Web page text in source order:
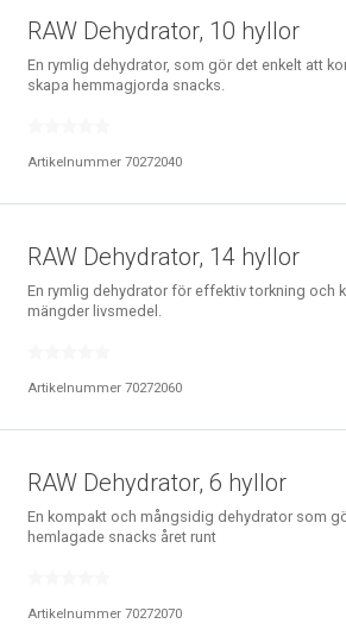
RAW Dehydrator, 10 hyllor
En rymlig dehydrator, som gör det enkelt att
skapa hemmagjorda snacks.
Artikelnummer 70272040
RAW Dehydrator, 14 hyllor
En rymlig dehydrator för effektiv torkning och
mängder livsmedel.
Artikelnummer 70272060
RAW Dehydrator, 6 hyllor
En kompakt och mångsidig dehydrator som
hemlagade snacks året runt
Artikelnummer 70272070